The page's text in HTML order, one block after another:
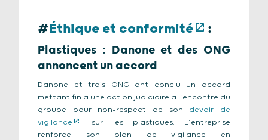
#Éthique et conformité :
Plastiques : Danone et des ONG
annoncent un accord
Danone et trois ONG ont conclu un accord
mettant fin à une action judiciaire à l’encontre du
groupe pour non-respect de son devoir de
vigilance
sur les plastiques. L’entreprise
renforce son plan de vigilance en